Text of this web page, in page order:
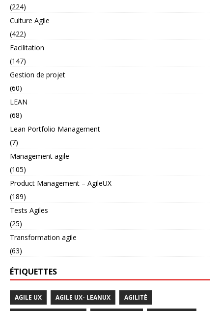
(224)
Culture Agile
(422)
Facilitation
(147)
Gestion de projet
(60)
LEAN
(68)
Lean Portfolio Management
(7)
Management agile
(105)
Product Management – AgileUX
(189)
Tests Agiles
(25)
Transformation agile
(63)
ÉTIQUETTES
AGILE UX AGILE UX- LEANUX AGILITÉ